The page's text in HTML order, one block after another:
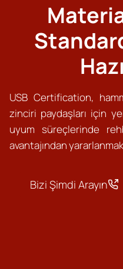
USB Certification,
zinciri paydaşları için
uyum süreçlerinde
avantajından
Bizi Şimdi Arayın